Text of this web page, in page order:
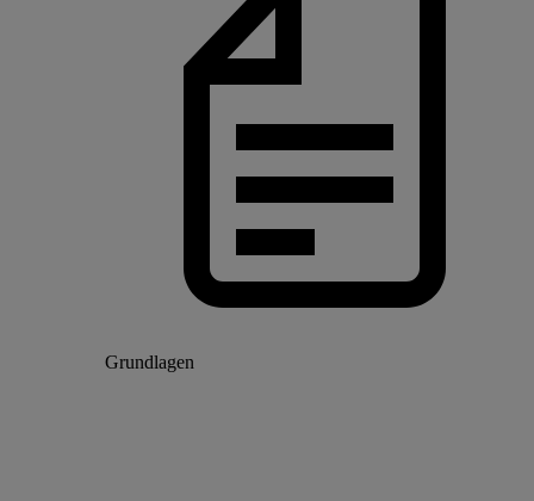
Grundlagen